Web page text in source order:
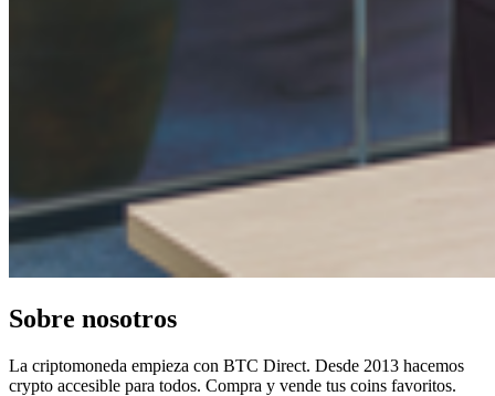
Sobre nosotros
La criptomoneda empieza con BTC Direct. Desde 2013 hacemos
crypto accesible para todos. Compra y vende tus coins favoritos.